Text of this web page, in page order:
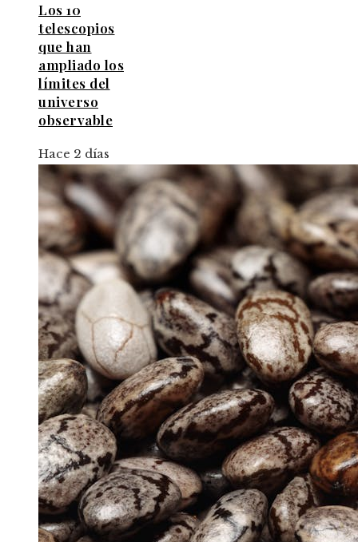
Los 10
telescopios
que han
ampliado los
límites del
universo
observable
Hace 2 días